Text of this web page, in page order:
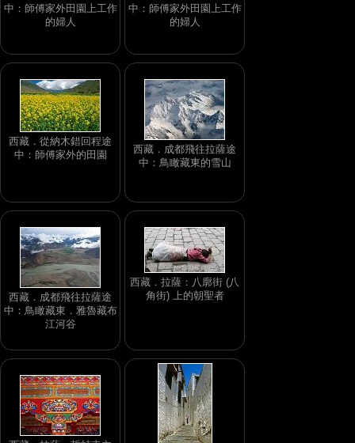
中：師傅家外田園上工作
的婦人
中：師傅家外田園上工作
的婦人
西藏．從納木錯回程途
中：師傅家外的田園
西藏．成都飛往拉薩途
中：鳥瞰藏東的雪山
西藏．成都飛往拉薩途
中：鳥瞰藏東．雅魯藏布
江河谷
西藏．拉薩：八廓街 (八
角街) 上的朝聖者